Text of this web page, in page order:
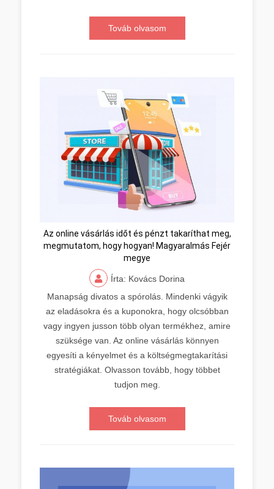
Továb olvasom
Az online vásárlás időt és pénzt takaríthat meg,
megmutatom, hogy hogyan! Magyaralmás Fejér
megye
Írta: Kovács Dorina
Manapság divatos a spórolás. Mindenki vágyik
az eladásokra és a kuponokra, hogy olcsóbban
vagy ingyen jusson több olyan termékhez, amire
szüksége van. Az online vásárlás könnyen
egyesíti a kényelmet és a költségmegtakarítási
stratégiákat. Olvasson tovább, hogy többet
tudjon meg.
Továb olvasom